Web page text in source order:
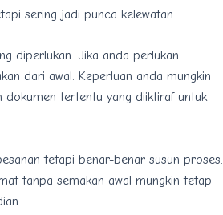
sering jadi punca kelewatan.
diperlukan. Jika anda perlukan
dari awal. Keperluan anda mungkin
dokumen tertentu yang diiktiraf untuk
tetapi benar-benar susun proses.
tanpa semakan awal mungkin tetap